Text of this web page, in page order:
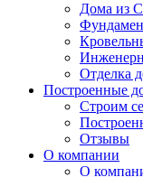
Дома из
Отделка
Построенные
Строим
Отзывы
О компании
О